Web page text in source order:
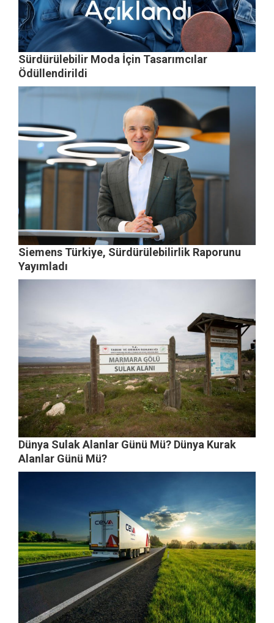
Sürdürülebilir Moda İçin Tasarımcılar
Ödüllendirildi
Siemens Türkiye, Sürdürülebilirlik Raporunu
Yayımladı
Dünya Sulak Alanlar Günü Mü? Dünya Kurak
Alanlar Günü Mü?